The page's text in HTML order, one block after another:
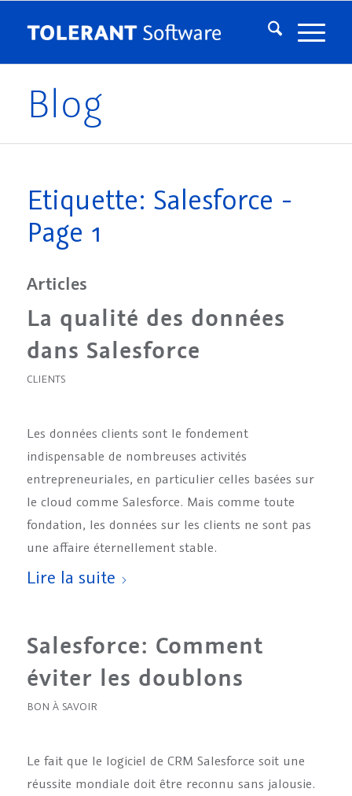
Blog
Etiquette: Salesforce -
Page 1
Articles
La qualité des données
dans Salesforce
CLIENTS
Les données clients sont le fondement
indispensable de nombreuses activités
entrepreneuriales, en particulier celles basées sur
le cloud comme Salesforce. Mais comme toute
fondation, les données sur les clients ne sont pas
une affaire éternellement stable.
Lire la suite
Salesforce: Comment
éviter les doublons
BON À SAVOIR
Le fait que le logiciel de CRM Salesforce soit une
réussite mondiale doit être reconnu sans jalousie.